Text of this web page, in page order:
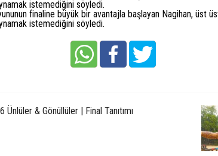
istemediğini söyledi.
finaline büyük bir avantajla başlayan Nagihan, üst
istemediğini söyledi.
Ünlüler & Gönüllüler | Final Tanıtımı